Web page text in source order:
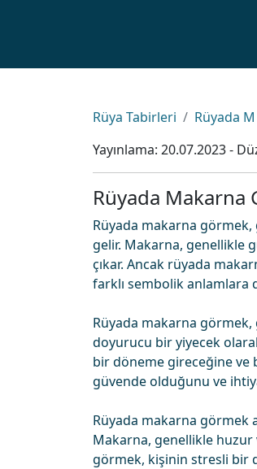
Rüya Tabirleri Rüyada
Yayınlama: 20.07.2023-
Rüyada Makarna
Rüyada makarna
gelir. Makarna, genellikle
çıkar. Ancak rüyada
farklı sembolik anlamlara
Rüyada makarna
doyurucu bir yiyecek
bir döneme gireceğine ve
güvende olduğunu ve
Rüyada makarna görmek
Makarna, genellikle
görmek, kişinin stresli bir